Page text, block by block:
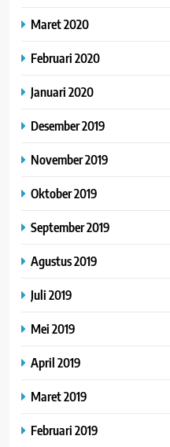
Maret 2020
Februari 2020
Januari 2020
Desember 2019
November 2019
Oktober 2019
September 2019
Agustus 2019
Juli 2019
Mei 2019
April 2019
Maret 2019
Februari 2019